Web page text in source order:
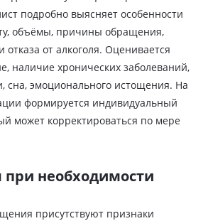
подробно выясняет особенности
объёмы, причины обращения,
от алкоголя. Оценивается
наличие хронических заболеваний,
сна, эмоционального истощения. На
формируется индивидуальный
может корректироваться по мере
при необходимости
присутствуют признаки